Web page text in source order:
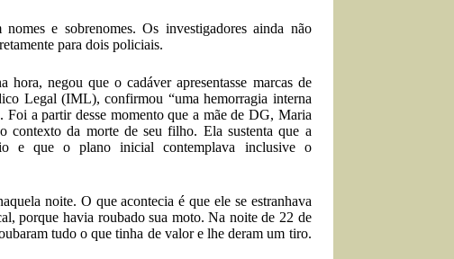
e sobrenomes. Os investigadores ainda não
para dois policiais.
negou que o cadáver apresentasse marcas de
Legal (IML), confirmou “uma hemorragia interna
Foi a partir desse momento que a mãe de DG, Maria
contexto da morte de seu filho. Ela sustenta que a
e que o plano inicial contemplava inclusive o
noite. O que acontecia é que ele se estranhava
porque havia roubado sua moto. Na noite de 22 de
tudo o que tinha de valor e lhe deram um tiro.